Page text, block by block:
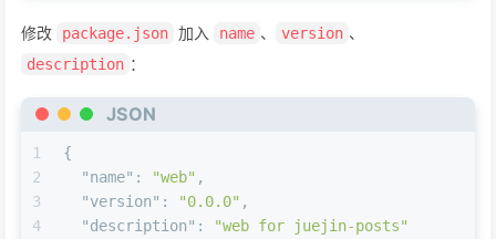
修改 package.json 加入 name 、 version 、
description ：
JSON
1
2
3
4
{
"name" : "web" ,
"version" : "0.0.0" ,
"description" :
"web for juejin-posts"